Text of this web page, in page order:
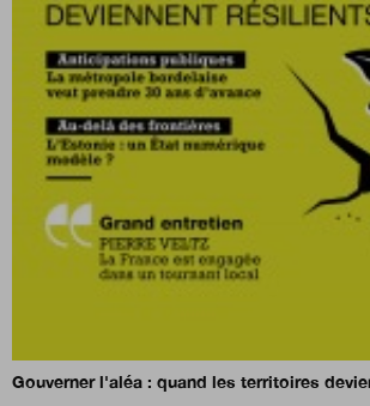
Gouverner l'aléa : quand les territoires